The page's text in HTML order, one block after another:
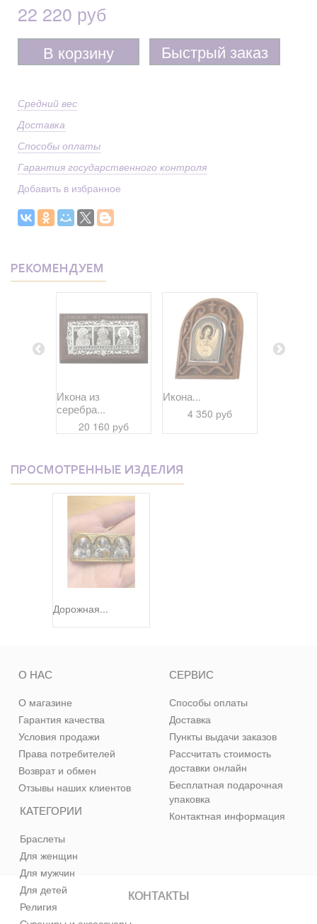
22 220 руб
В корзину Быстрый заказ
Средний вес
Доставка
Способы оплаты
Гарантия государственного контроля
Добавить в избранное
РЕКОМЕНДУЕМ
Икона из
серебра...
20 160 руб
Икона...
4 350 руб
ПРОСМОТРЕННЫЕ ИЗДЕЛИЯ
Дорожная...
КАТЕГОРИИ
Браслеты
Для женщин
Для мужчин
Для детей
Религия
О НАС
О магазине
Гарантия качества
Условия продажи
Права потребителей
Возврат и обмен
Отзывы наших клиентов
СЕРВИС
Способы оплаты
Доставка
Пункты выдачи заказов
Рассчитать стоимость
доставки онлайн
Бесплатная подарочная
упаковка
Контактная информация
КОНТАКТЫ